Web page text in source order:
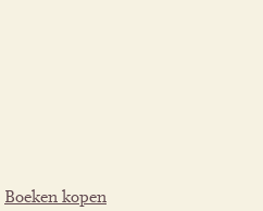
Boeken kopen